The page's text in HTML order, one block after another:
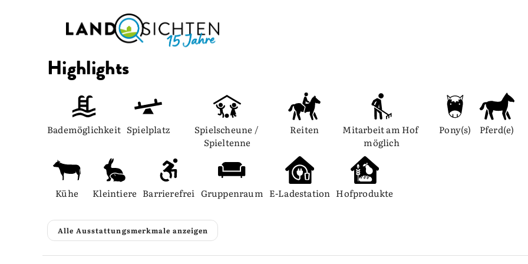
Highlights
Bademöglichkeit Spielplatz
Spielscheune /
Spieltenne
Reiten
Mitarbeit am Hof
möglich
Pony(s) Pferd(e)
Kühe Kleintiere Barrierefrei Gruppenraum E-Ladestation Hofprodukte
Alle Ausstattungsmerkmale anzeigen